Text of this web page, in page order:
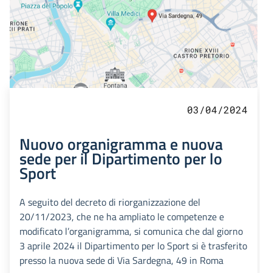
03/04/2024
Nuovo organigramma e nuova
sede per il Dipartimento per lo
Sport
A seguito del decreto di riorganizzazione del
20/11/2023, che ne ha ampliato le competenze e
modificato l’organigramma, si comunica che dal giorno
3 aprile 2024 il Dipartimento per lo Sport si è trasferito
presso la nuova sede di Via Sardegna, 49 in Roma